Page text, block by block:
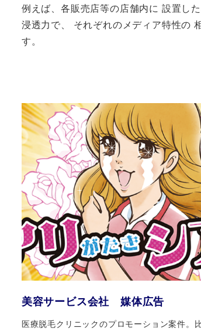
例えば、各販売店等の店舗内に 設置し
浸透力で、 それぞれのメディア特性の
す。
美容サービス会社 媒体広告
医療脱毛クリニックのプロモーション案件。